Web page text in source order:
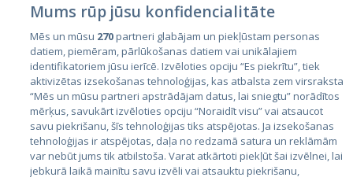
Страны
Эстония
Латвия
Литва
Mums rūp jūsu konfidencialitāte
Mēs un mūsu 270partneri glabājam un piekļūstam personas
datiem, piemēram, pārlūkošanas datiem vai unikālajiem
identifikatoriem jūsu ierīcē. Izvēloties opciju “Es piekrītu”, tiek
aktivizētas izsekošanas tehnoloģijas, kas atbalsta zem virsraksta
“Mēs un mūsu partneri apstrādājam datus, lai sniegtu” norādītos
mērķus, savukārt izvēloties opciju “Noraidīt visu” vai atsaucot
savu piekrišanu, šīs tehnoloģijas tiks atspējotas. Ja izsekošanas
tehnoloģijas ir atspējotas, daļa no redzamā satura un reklāmām
var nebūt jums tik atbilstoša. Varat atkārtoti piekļūt šai izvēlnei, lai
jebkurā laikā mainītu savu izvēli vai atsauktu piekrišanu,